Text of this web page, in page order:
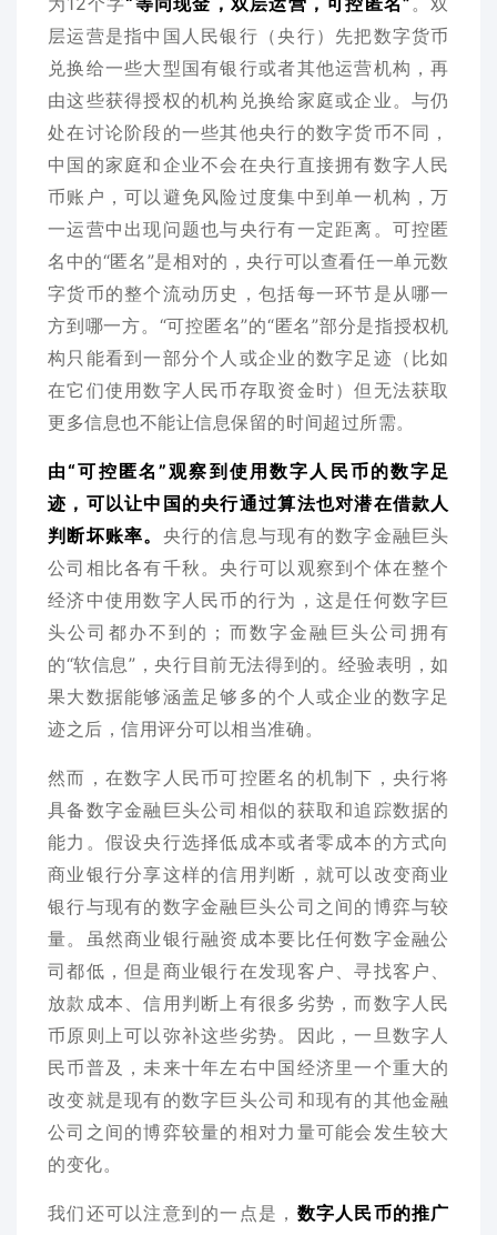
层运营是指中国人民银行（央行）先把数字货币
兑换给一些大型国有银行或者其他运营机构，再
由这些获得授权的机构兑换给家庭或企业。与仍
处在讨论阶段的一些其他央行的数字货币不同，
中国的家庭和企业不会在央行直接拥有数字人民
币账户，可以避免风险过度集中到单一机构，万
一运营中出现问题也与央行有一定距离。可控匿
名中的“匿名”是相对的，央行可以查看任一单元数
字货币的整个流动历史，包括每一环节是从哪一
方到哪一方。“可控匿名”的“匿名”部分是指授权机
构只能看到一部分个人或企业的数字足迹（比如
在它们使用数字人民币存取资金时）但无法获取
更多信息也不能让信息保留的时间超过所需。
由“可控匿名”观察到使用数字人民币的数字足
迹，可以让中国的央行通过算法也对潜在借款人
判断坏账率。 央行的信息与现有的数字金融巨头
公司相比各有千秋。央行可以观察到个体在整个
经济中使用数字人民币的行为，这是任何数字巨
头公司都办不到的；而数字金融巨头公司拥有
的“软信息”，央行目前无法得到的。经验表明，如
果大数据能够涵盖足够多的个人或企业的数字足
迹之后，信用评分可以相当准确。
然而，在数字人民币可控匿名的机制下，央行将
具备数字金融巨头公司相似的获取和追踪数据的
能力。假设央行选择低成本或者零成本的方式向
商业银行分享这样的信用判断，就可以改变商业
银行与现有的数字金融巨头公司之间的博弈与较
量。虽然商业银行融资成本要比任何数字金融公
司都低，但是商业银行在发现客户、寻找客户、
放款成本、信用判断上有很多劣势，而数字人民
币原则上可以弥补这些劣势。因此，一旦数字人
民币普及，未来十年左右中国经济里一个重大的
改变就是现有的数字巨头公司和现有的其他金融
公司之间的博弈较量的相对力量可能会发生较大
的变化。
我们还可以注意到的一点是， 数字人民币的推广